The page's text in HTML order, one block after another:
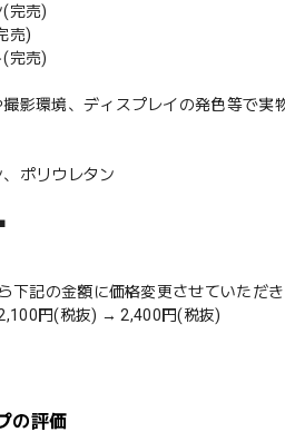
完売)
売)
(完売)
影環境、ディスプレイの発色等で実
ポリウレタン
下記の金額に価格変更させていただき
円(税抜) → 2,400円(税抜)
の評価